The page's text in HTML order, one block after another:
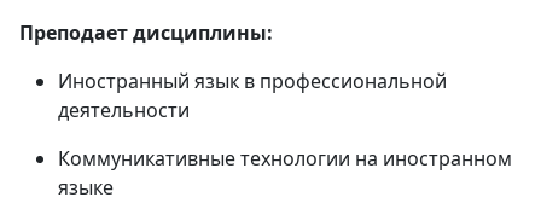
Преподает дисциплины:
Иностранный язык в профессиональной
деятельности
Коммуникативные технологии на иностранном
языке